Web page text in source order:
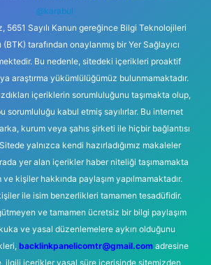
@karabul
5651 Sayılı Kanun gereğince Bilgi Teknolojileri
tarafından onaylanmış bir Yer Sağlayıcı
Bu nedenle, sitedeki içerikleri proaktif
araştırma yükümlülüğümüz bulunmamaktadır.
içeriklerin sorumluluğunu taşımakta olup,
sorumluluğu kabul etmiş sayılırlar. Bu internet
kurum veya şahıs şirketi ile hiçbir bağlantısı
yalnızca kendi hazırladığımız makaleler
yer alan içerikler haber niteliği taşımamakta
kişiler hakkında paylaşım yapılmamaktadır.
ile isim benzerlikleri tamamen tesadüfidir.
ve tamamen ücretsiz bir bilgi paylaşım
ve yasal düzenlemelere aykırı olduğunu
backlinkpanelicomtr@gmail.comadresine
ilgili içerikler yasal süre içerisinde sitemizden